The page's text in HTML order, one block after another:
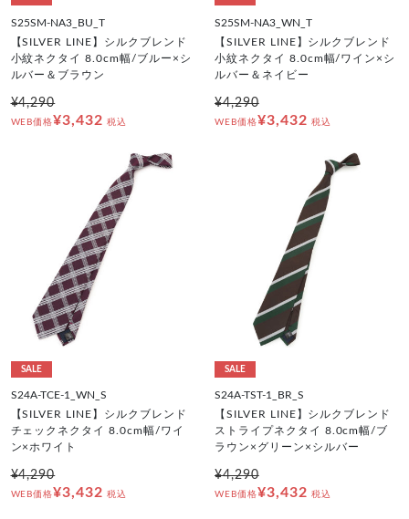
S25SM-NA3_BU_T
【SILVER LINE】シルクブレンド
小紋ネクタイ 8.0cm幅/ブルー×シ
ルバー＆ブラウン
¥4,290
WEB価格¥3,432 税込
S25SM-NA3_WN_T
【SILVER LINE】シルクブレンド
小紋ネクタイ 8.0cm幅/ワイン×シ
ルバー＆ネイビー
¥4,290
WEB価格¥3,432 税込
SALE
S24A-TCE-1_WN_S
【SILVER LINE】シルクブレンド
チェックネクタイ 8.0cm幅/ワイ
ン×ホワイト
¥4,290
WEB価格¥3,432 税込
SALE
S24A-TST-1_BR_S
【SILVER LINE】シルクブレンド
ストライプネクタイ 8.0cm幅/ブ
ラウン×グリーン×シルバー
¥4,290
WEB価格¥3,432 税込